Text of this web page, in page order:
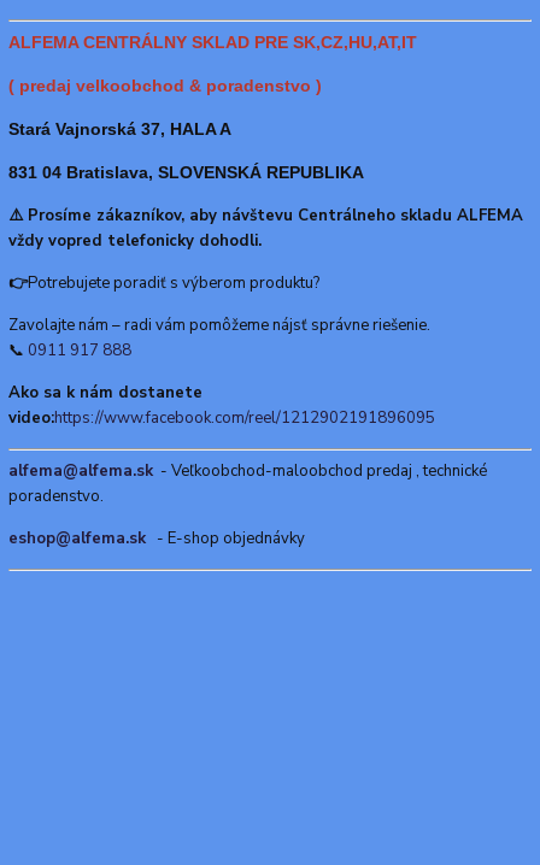
ALFEMA CENTRÁLNY SKLAD PRE SK,CZ,HU,AT,IT
( predaj velkoobchod & poradenstvo )
Stará Vajnorská 37, HALA A
831 04 Bratislava, SLOVENSKÁ REPUBLIKA
⚠️ Prosíme zákazníkov, aby návštevu Centrálneho skladu ALFEMA
vždy vopred telefonicky dohodli.
👉Potrebujete poradiť s výberom produktu?
Zavolajte nám – radi vám pomôžeme nájsť správne riešenie.
📞 0911 917 888
Ako sa k nám dostanete
video:https://www.facebook.com/reel/1212902191896095
alfema@alfema.sk - Veľkoobchod-maloobchod predaj , technické
poradenstvo.
eshop@alfema.sk - E-shop objednávky